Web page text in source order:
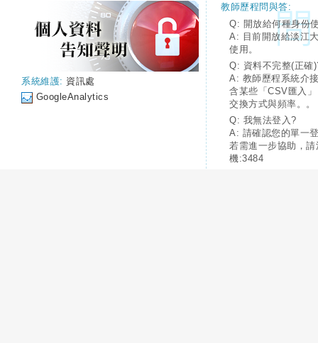
系統維護: 資訊處
GoogleAnalytics
教師歷程問與答:
Q: 開放給何種身份
A: 目前開放給淡江
使用。
Q: 資料不完整(正確
A: 教師歷程系統介
含某些「CSV匯入
交換方式與頻率。。
Q: 我無法登入?
A: 請確認您的單一
若需進一步協助，
機:3484